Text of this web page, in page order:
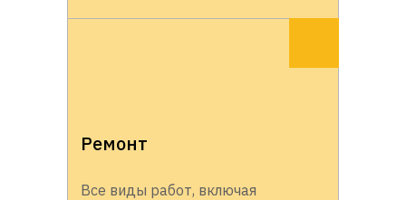
Ремонт
Все виды работ, включая